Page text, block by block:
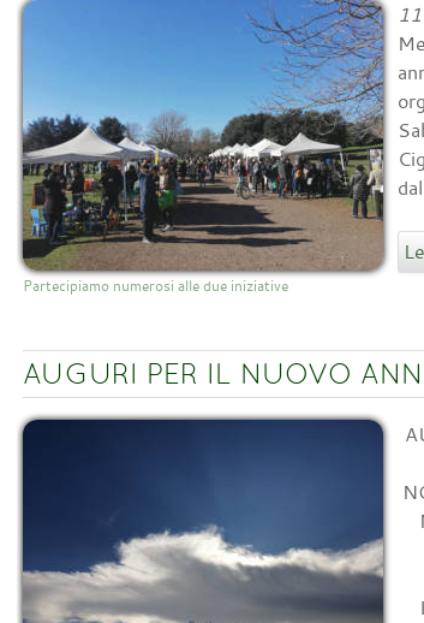
Partecipiamo numerosi alle due iniziative
AUGURI PER IL NUOVO